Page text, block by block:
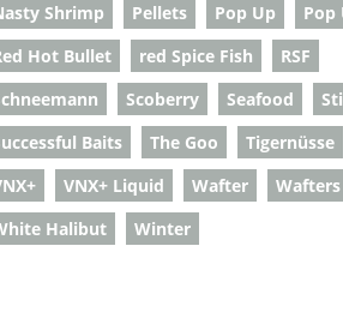
Shrimp
Pellets Pop Up
Pop
Hot Bullet
red Spice Fish
RSF
Scoberry Seafood
Baits
The Goo
Tigernüsse
VNX+ Liquid Wafter
Wafters
Halibut
Winter